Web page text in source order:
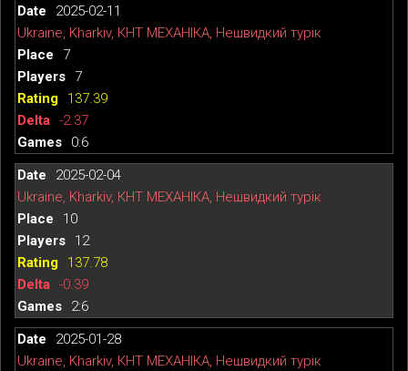
2025-02-11
Ukraine, Kharkiv, КНТ МЕХАНІКА, Нешвидкий турік
7
7
137.39
-2.37
0:6
2025-02-04
Ukraine, Kharkiv, КНТ МЕХАНІКА, Нешвидкий турік
10
12
137.78
-0.39
2:6
2025-01-28
Ukraine, Kharkiv, КНТ МЕХАНІКА, Нешвидкий турік